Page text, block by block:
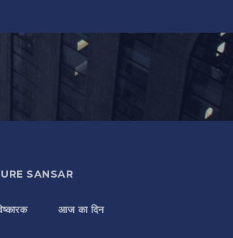
SANSAR
आज का दिन